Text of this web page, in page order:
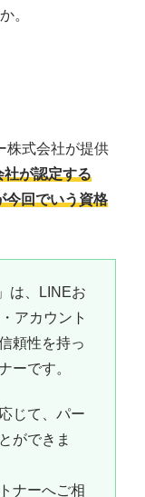
。
株式会社が提供
が認定する
回でいう資格
は、LINEお
アカウント
頼性を持っ
ーです。
じて、パー
ができま
ナーへご相